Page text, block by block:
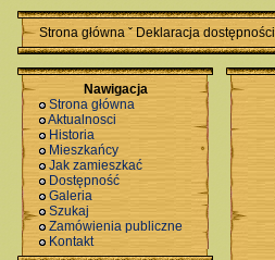
Strona główna ˇ Deklaracja dostępności
Nawigacja
Strona główna
Aktualnosci
Historia
Mieszkańcy
Jak zamieszkać
Dostępność
Galeria
Szukaj
Zamówienia publiczne
Kontakt